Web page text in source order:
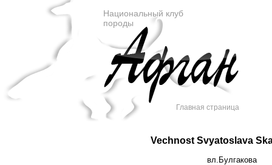
Национальный клуб
породы
Главная страница
Vechnost Svyatoslava
вл.Булгакова